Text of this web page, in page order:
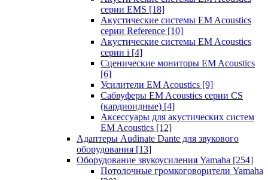
серии EMS [18]
Акустические системы EM Acoustics
серии Reference [10]
Акустические системы EM Acoustics
серии i [4]
Сценические мониторы EM Acoustics
[6]
Усилители EM Acoustics [9]
Сабвуферы EM Acoustics серии CS
(кардиоидные) [4]
Аксессуары для акустических систем
EM Acoustics [12]
Адаптеры Audinate Dante для звукового
оборудования [13]
Оборудование звукоусиления Yamaha [254]
Потолочные громкоговорители Yamaha